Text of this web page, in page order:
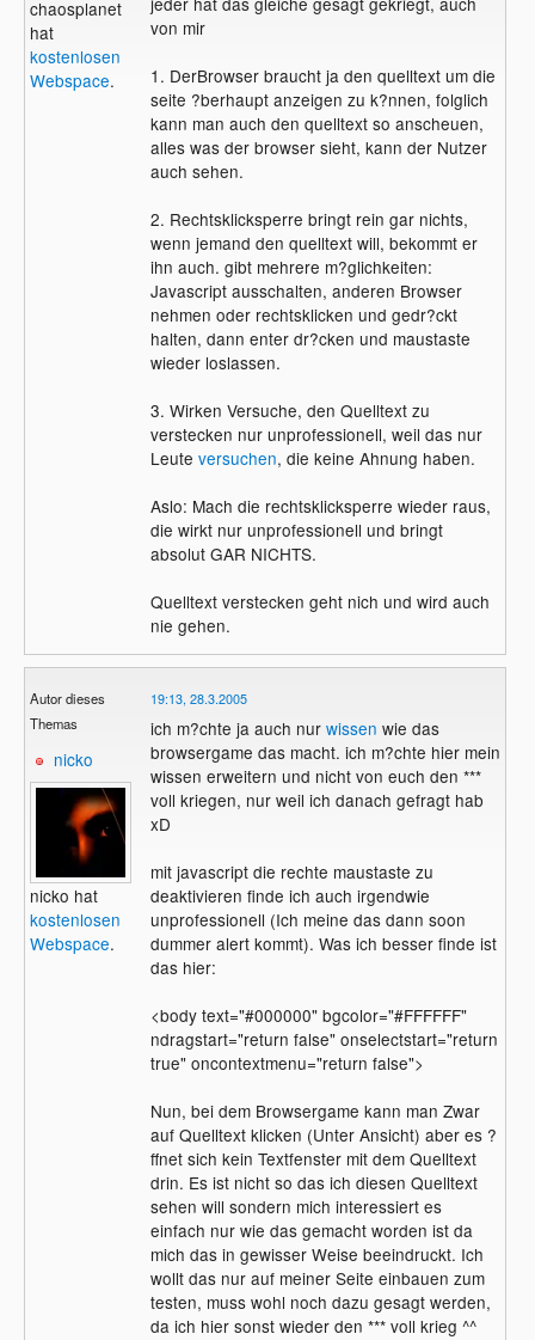
chaosplanet
hat
kostenlosen
Webspace.
von mir
1. DerBrowser braucht ja den quelltext um die
seite ?berhaupt anzeigen zu k?nnen, folglich
kann man auch den quelltext so anscheuen,
alles was der browser sieht, kann der Nutzer
auch sehen.
2. Rechtsklicksperre bringt rein gar nichts,
wenn jemand den quelltext will, bekommt er
ihn auch. gibt mehrere m?glichkeiten:
Javascript ausschalten, anderen Browser
nehmen oder rechtsklicken und gedr?ckt
halten, dann enter dr?cken und maustaste
wieder loslassen.
3. Wirken Versuche, den Quelltext zu
verstecken nur unprofessionell, weil das nur
Leute versuchen, die keine Ahnung haben.
Aslo: Mach die rechtsklicksperre wieder raus,
die wirkt nur unprofessionell und bringt
absolut GAR NICHTS.
Quelltext verstecken geht nich und wird auch
nie gehen.
Autor dieses
Themas
nicko
nicko hat
kostenlosen
Webspace.
19:13, 28.3.2005
ich m?chte ja auch nur wissen wie das
browsergame das macht. ich m?chte hier mein
wissen erweitern und nicht von euch den ***
voll kriegen, nur weil ich danach gefragt hab
xD
mit javascript die rechte maustaste zu
deaktivieren finde ich auch irgendwie
unprofessionell (Ich meine das dann soon
dummer alert kommt). Was ich besser finde ist
das hier:
<body text="#000000" bgcolor="#FFFFFF"
ndragstart="return false" onselectstart="return
true" oncontextmenu="return false">
Nun, bei dem Browsergame kann man Zwar
auf Quelltext klicken (Unter Ansicht) aber es ?
ffnet sich kein Textfenster mit dem Quelltext
drin. Es ist nicht so das ich diesen Quelltext
sehen will sondern mich interessiert es
einfach nur wie das gemacht worden ist da
mich das in gewisser Weise beeindruckt. Ich
wollt das nur auf meiner Seite einbauen zum
testen, muss wohl noch dazu gesagt werden,
da ich hier sonst wieder den *** voll krieg ^^